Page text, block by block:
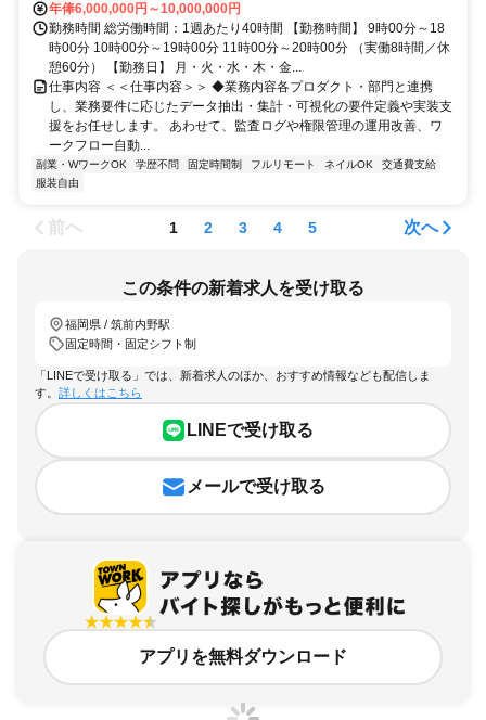
年俸6,000,000円～10,000,000円
勤務時間 総労働時間：1週あたり40時間 【勤務時間】 9時00分～18
時00分 10時00分～19時00分 11時00分～20時00分 （実働8時間／休
憩60分） 【勤務日】 月・火・水・木・金...
仕事内容 ＜＜仕事内容＞＞ ◆業務内容各プロダクト・部門と連携
し、業務要件に応じたデータ抽出・集計・可視化の要件定義や実装支
援をお任せします。 あわせて、監査ログや権限管理の運用改善、ワ
ークフロー自動...
副業・WワークOK 学歴不問 固定時間制 フルリモート ネイルOK
交通費支給
服装自由
前へ 1 2 3 4 5 次へ
この条件の新着求人を受け取る
福岡県 / 筑前内野駅
固定時間・固定シフト制
「LINEで受け取る」では、新着求人のほか、おすすめ情報なども配信しま
す。 詳しくはこちら
LINEで受け取る
メールで受け取る
アプリを無料ダウンロード